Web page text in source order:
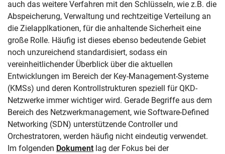
Skip navigation
Skip to navigation
Skip to the bottom
auch das weitere Verfahren mit den Schlüsseln, wie z.B. die
Abspeicherung, Verwaltung und rechtzeitige Verteilung an
die Zielapplkationen, für die anhaltende Sicherheit eine
große Rolle. Häufig ist dieses ebenso bedeutende Gebiet
noch unzureichend standardisiert, sodass ein
vereinheitlichender Überblick über die aktuellen
Entwicklungen im Bereich der Key-Management-Systeme
(KMSs) und deren Kontrollstrukturen speziell für QKD-
Netzwerke immer wichtiger wird. Gerade Begriffe aus dem
Bereich des Netzwerkmanagement, wie Software-Defined
Networking (SDN) unterstützende Controller und
Orchestratoren, werden häufig nicht eindeutig verwendet.
Im folgenden Dokument lag der Fokus bei der